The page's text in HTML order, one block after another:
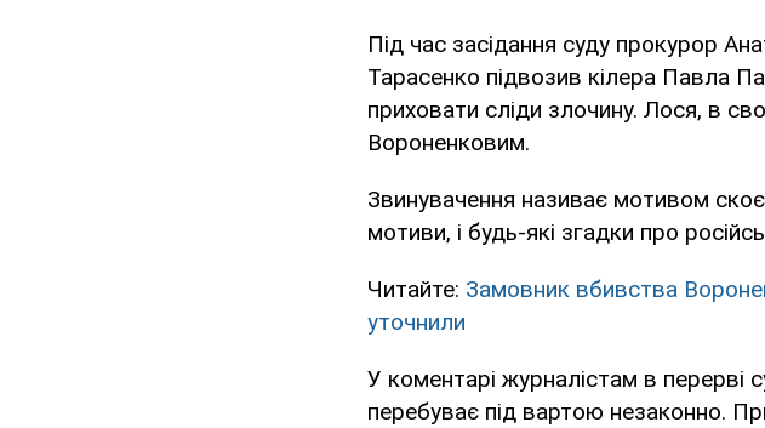
Під час засідання суду прокурор
Тарасенко підвозив кілера Павла
приховати сліди злочину. Лося, в
Вороненковим.
Звинувачення називає мотивом
мотиви, і будь-які згадки про
Читайте: Замовник вбивства
уточнили
У коментарі журналістам в перерві
перебуває під вартою незаконно.